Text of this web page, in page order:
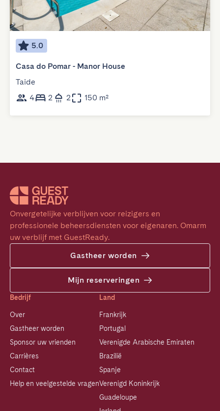
5.0
Casa do Pomar - Manor House
Taide
4
2 2 150 m²
Onvergetelijke verblijven voor reizigers en
professionele beheersdiensten voor eigenaren. Omarm
uw verblijf met GuestReady.
Gastheer worden
Mijn reserveringen
Bedrijf
Over
Gastheer worden
Sponsor uw vrienden
Carrières
Contact
Help en veelgestelde vragen
Land
Frankrijk
Portugal
Verenigde Arabische Emiraten
Brazilië
Spanje
Verenigd Koninkrijk
Guadeloupe